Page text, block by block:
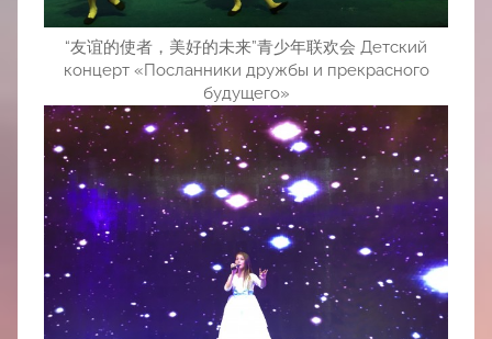
“友谊的使者，美好的未来”青少年联欢会 Детский
концерт «Посланники дружбы и прекрасного
будущего»